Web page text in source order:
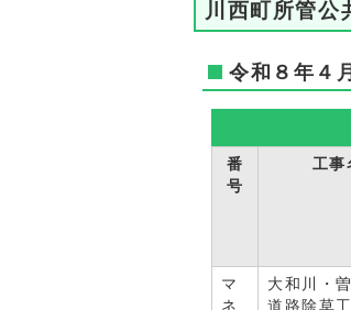
川西町所管公
令和８年４
番
号
工事
マ
ネ
大和川・
道路除草